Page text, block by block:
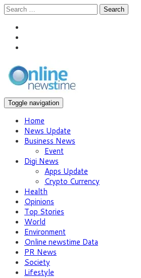
Search
Toggle navigation
Home
News Update
Business News
Event
Digi News
Apps Update
Crypto Currency
Health
Opinions
Top Stories
World
Environment
Online newstime Data
PR News
Society
Lifestyle